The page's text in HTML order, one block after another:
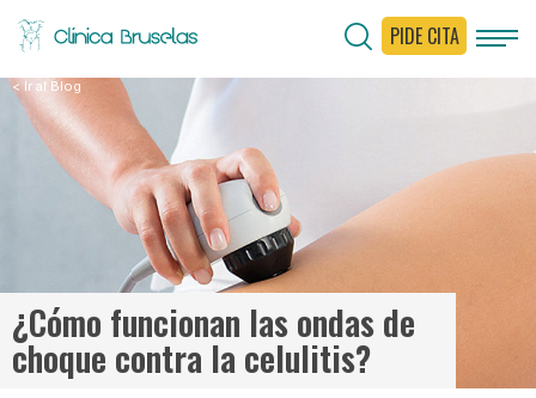
PIDE CITA
< Ir al Blog
¿Cómo funcionan las ondas de
choque contra la celulitis?